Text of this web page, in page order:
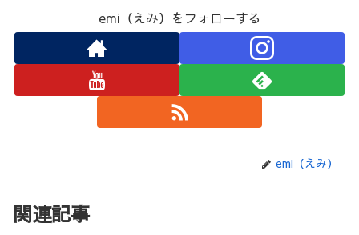
emi（えみ）をフォローする
emi（えみ）
関連記事